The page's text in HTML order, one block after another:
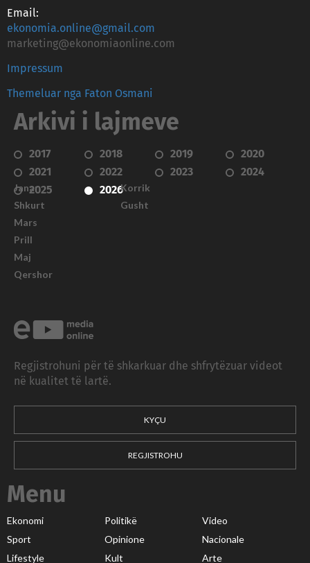
Email:
ekonomia.online@gmail.com
marketing@ekonomiaonline.com
Impressum
Themeluar nga Faton Osmani
Arkivi i lajmeve
2017 2018 2019
2020
2021
2022 2023
2024
2025
2026
Janar
Shkurt
Mars
Prill
Maj
Qershor
Korrik
Gusht
Regjistrohuni për të shkarkuar dhe shfrytëzuar videot
në kualitet të lartë.
KYÇU
REGJISTROHU
Menu
Ekonomi Politikë
Video
Sport
Opinione
Nacionale
Lifestyle
Kult Arte